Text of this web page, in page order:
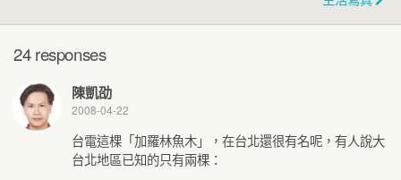
24 responses
陳凱劭
2008-04-22
台電這棵「加羅林魚木」，在台北還很有名呢，有人說大
台北地區已知的只有兩棵：